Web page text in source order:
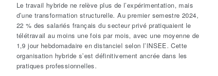
Le travail hybride ne relève plus de l’expérimentation, mais
d’une transformation structurelle. Au premier semestre 2024,
22 % des salariés français du secteur privé pratiquaient le
télétravail au moins une fois par mois, avec une moyenne de
1,9 jour hebdomadaire en distanciel selon l’INSEE. Cette
organisation hybride s’est définitivement ancrée dans les
pratiques professionnelles.